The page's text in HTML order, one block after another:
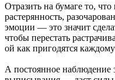
Отразить на бумаге то,
растерянность,
эмоции — это значит
чтобы перестать
ой как пригодятся
А постоянное наблюдение